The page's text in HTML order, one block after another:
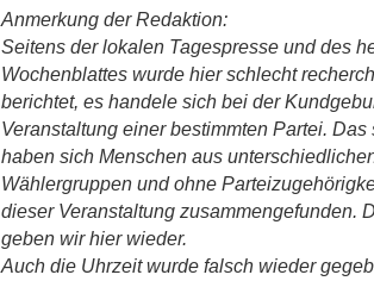
Anmerkung der Redaktion:
Seitens der lokalen Tagespresse und des
Wochenblattes wurde hier schlecht
berichtet, es handele sich bei der
Veranstaltung einer bestimmten Partei. Das
haben sich Menschen aus
Wählergruppen und ohne
dieser Veranstaltung zusammengefunden.
geben wir hier wieder.
Auch die Uhrzeit wurde falsch wieder